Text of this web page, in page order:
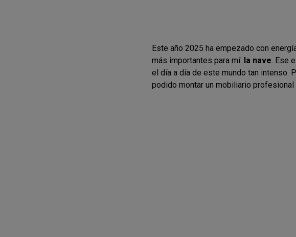
Este año 2025 ha empezado con
más importantes para mí: la nave. Ese
el día a día de este mundo tan intenso.
podido montar un mobiliario